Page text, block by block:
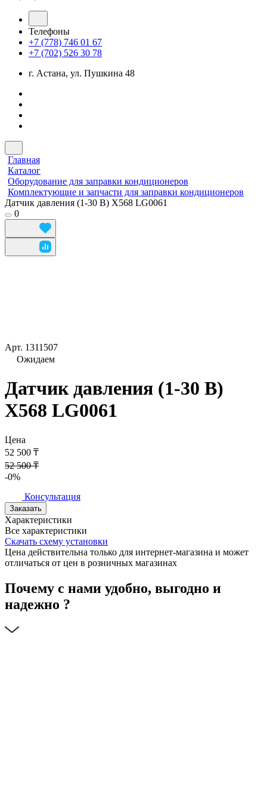
Телефоны
+7 (778) 746 01 67
+7 (702) 526 30 78
г. Астана, ул. Пушкина 48
Главная
Каталог
Оборудование для заправки кондиционеров
Комплектующие и запчасти для заправки кондиционеров
Датчик давления (1-30 В) X568 LG0061
0
Арт. 1311507
Ожидаем
Датчик давления (1-30 В)
X568 LG0061
Цена
52 500 ₸
52 500 ₸
-0%
Консультация
Заказать
Характеристики
Все характеристики
Скачать схему установки
Цена действительна только для интернет-магазина и может
отличаться от цен в розничных магазинах
Почему с нами удобно, выгодно и
надежно ?